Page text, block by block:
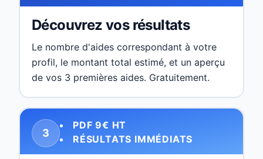
Découvrez vos résultats
Le nombre d'aides correspondant à votre
profil, le montant total estimé, et un aperçu
de vos 3 premières aides. Gratuitement.
3
PDF 9€ HT
RÉSULTATS IMMÉDIATS